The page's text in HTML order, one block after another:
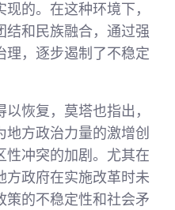
的。在这种环境下，
结和民族融合，通过强
理，逐步遏制了不稳定
恢复，莫塔也指出，
方政治力量的激增创
性冲突的加剧。尤其在
方政府在实施改革时未
策的不稳定性和社会矛